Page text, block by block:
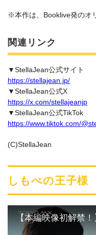
※本作は、Booklive発のオ
関連リンク
▼StellaJean公式サイト
https://stellajean.jp/
▼StellaJean公式X
https://x.com/stellajeanjp
▼StellaJean公式TikTok
https://www.tiktok.com/
(C)StellaJean
しもべの王子様